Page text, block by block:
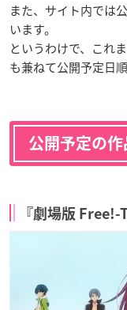
また、サイト内では
います。
というわけで、これ
も兼ねて公開予定日
公開予定の作
『劇場版